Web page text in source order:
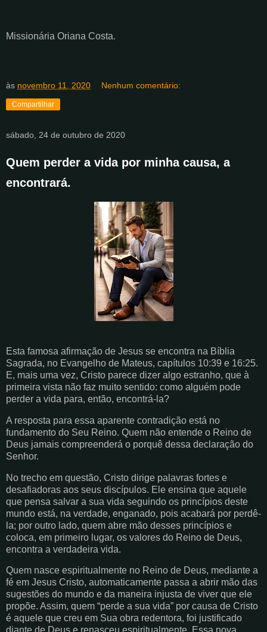
Missionária Oriana Costa.
às novembro 11, 2020 Nenhum comentário:
Compartilhar
sábado, 24 de outubro de 2020
Quem perder a vida por minha causa, a
encontrará.
Esta famosa afirmação de Jesus se encontra na Bíblia
Sagrada, no Evangelho de Mateus, capítulos 10:39 e 16:25.
E, mais uma vez, Cristo parece dizer algo estranho, que à
primeira vista não faz muito sentido: como alguém pode
perder a vida para, então, encontrá-la?
A resposta para essa aparente contradição está no
fundamento do Seu Reino. Quem não entende o Reino de
Deus jamais compreenderá o porquê dessa declaração do
Senhor.
No trecho em questão, Cristo dirige palavras fortes e
desafiadoras aos seus discípulos. Ele ensina que aquele
que pensa salvar a sua vida seguindo os princípios deste
mundo está, na verdade, enganado, pois acabará por perdê-
la; por outro lado, quem abre mão desses princípios e
coloca, em primeiro lugar, os valores do Reino de Deus,
encontra a verdadeira vida.
Quem nasce espiritualmente no Reino de Deus, mediante a
fé em Jesus Cristo, automaticamente passa a abrir mão das
sugestões do mundo e da maneira injusta de viver que ele
propõe. Assim, quem “perde a sua vida” por causa de Cristo
é aquele que creu em Sua obra redentora, foi justificado